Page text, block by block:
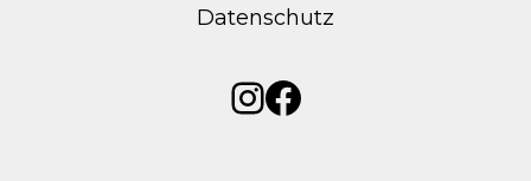
Datenschutz
Instagram
Facebook